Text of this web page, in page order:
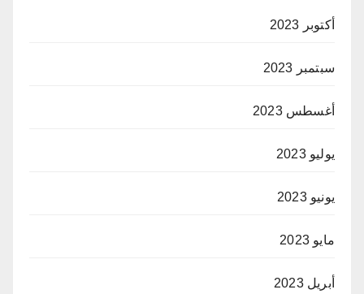
أكتوبر 2023
سبتمبر 2023
أغسطس 2023
يوليو 2023
يونيو 2023
مايو 2023
أبريل 2023